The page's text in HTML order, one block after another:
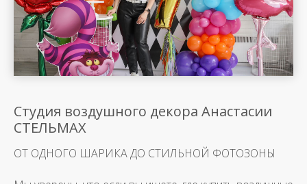
Студия воздушного декора Анастасии
СТЕЛЬМАХ
ОТ ОДНОГО ШАРИКА ДО СТИЛЬНОЙ ФОТОЗОНЫ